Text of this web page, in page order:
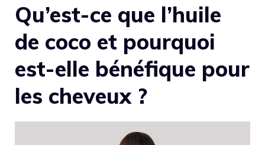
Qu’est-ce que l’huile
de coco et pourquoi
est-elle bénéfique pour
les cheveux ?